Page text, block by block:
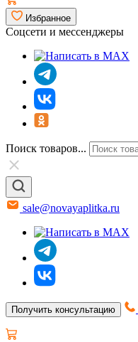
Избранное
Соцсети и мессенджеры
Поиск товаров...
sale@novayaplitka.ru
Получить консультацию